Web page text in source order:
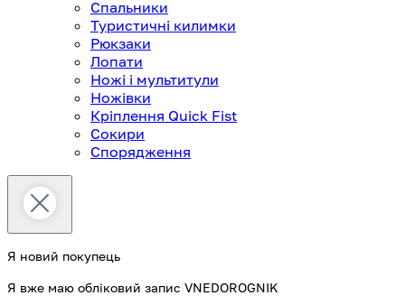
Спальники
Туристичні килимки
Рюкзаки
Лопати
Ножі і мультитули
Ножівки
Кріплення Quick Fist
Сокири
Спорядження
Я новий покупець
Я вже маю обліковий запис VNEDOROGNIK